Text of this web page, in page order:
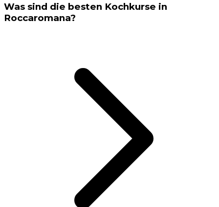
Was sind die besten Kochkurse in
Roccaromana?